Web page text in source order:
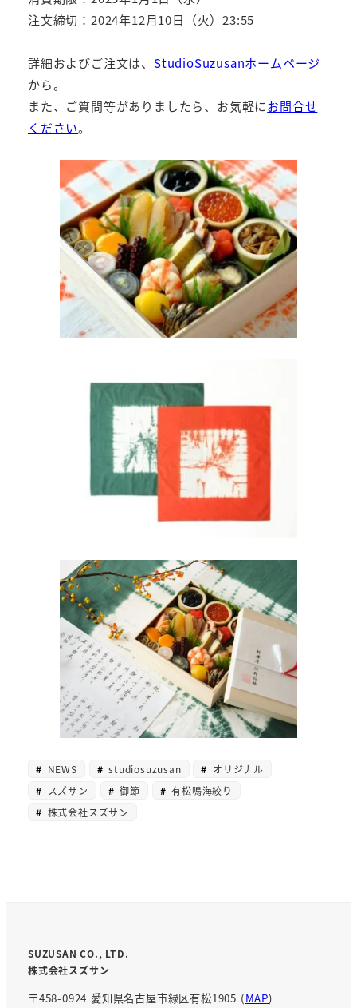
注文締切：2024年12月10日（火）23:55
詳細およびご注文は、 StudioSuzusanホームページ
から。
また、ご質問等がありましたら、お気軽にお問合せ
ください。
NEWS studiosuzusan
オリジナル
スズサン
御節
有松鳴海絞り
株式会社スズサン
SUZUSAN CO., LTD.
株式会社スズサン
〒458-0924 愛知県名古屋市緑区有松1905 (MAP)